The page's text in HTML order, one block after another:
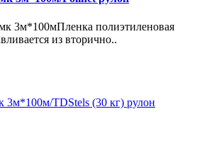
3м*100мПленка полиэтиленовая
из вторично..